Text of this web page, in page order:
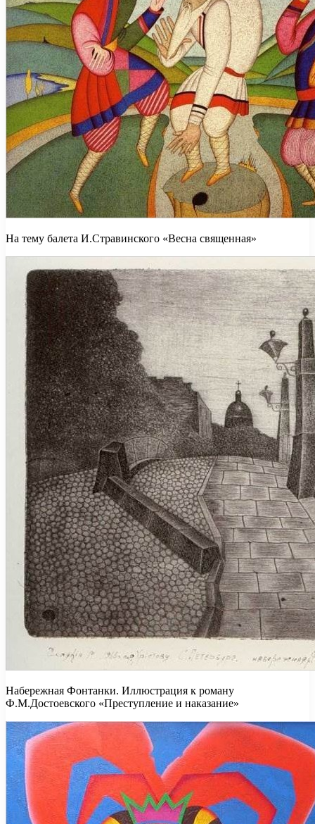
На тему балета И.Стравинского «Весна священная»
Набережная Фонтанки. Иллюстрация к роману
Ф.М.Достоевского «Преступление и наказание»